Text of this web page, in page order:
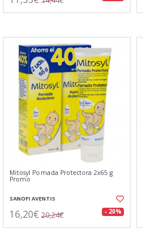
Mitosyl Pomada Protectora 2x65 g
Promo
SANOFI AVENTIS
16,20€ 20,24€ - 20%